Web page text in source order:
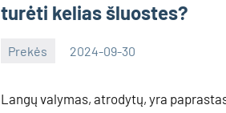
turėti kelias šluostes?
Prekės 2024-09-30
Langų valymas, atrodytų, yra